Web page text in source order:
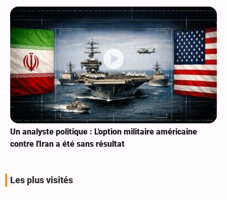
Un analyste politique : L'option militaire américaine
contre l'Iran a été sans résultat
Les plus visités